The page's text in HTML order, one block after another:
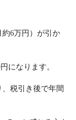
約6万円）が引か
円になります。
、税引き後で年間